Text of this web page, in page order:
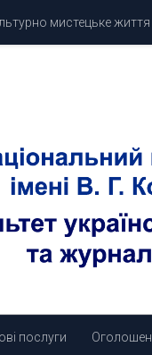
мистецьке життя
послуги